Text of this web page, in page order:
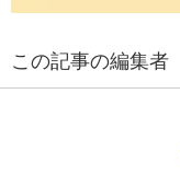
この記事の編集者